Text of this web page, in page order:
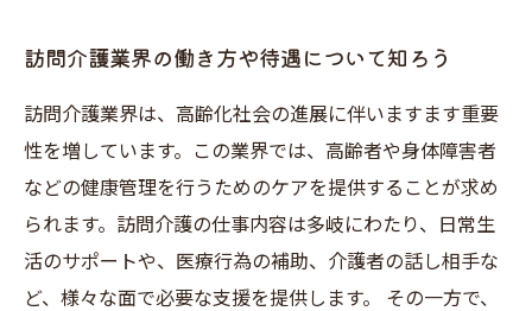
訪問介護業界の働き方や待遇について知ろう
訪問介護業界は、高齢化社会の進展に伴いますます重要
性を増しています。この業界では、高齢者や身体障害者
などの健康管理を行うためのケアを提供することが求め
られます。訪問介護の仕事内容は多岐にわたり、日常生
活のサポートや、医療行為の補助、介護者の話し相手な
ど、様々な面で必要な支援を提供します。 その一方で、